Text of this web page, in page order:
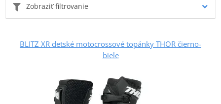
Zobraziť filtrovanie
BLITZ XR detské motocrossové topánky THOR čierno-
biele